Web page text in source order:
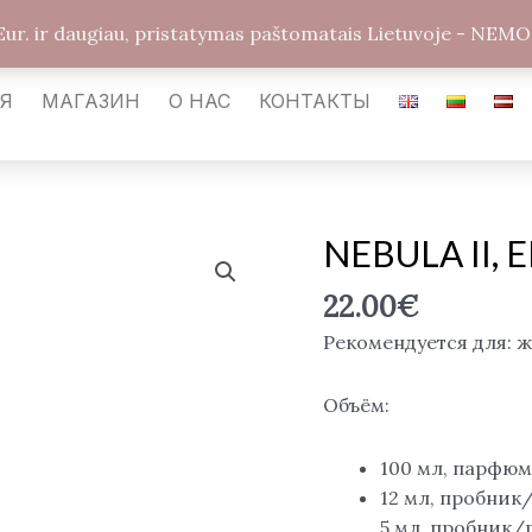
МАГАЗИН О НАС КОНТАКТЫ
NEBULA II,
22.00€
Рекомендуется для:
Объём:
100 мл,
12 мл,
5 мл, пробник/
Количество
товара
NEBULA
II,
ir daugiau, pristatymas paštomatais Lietuvoje -